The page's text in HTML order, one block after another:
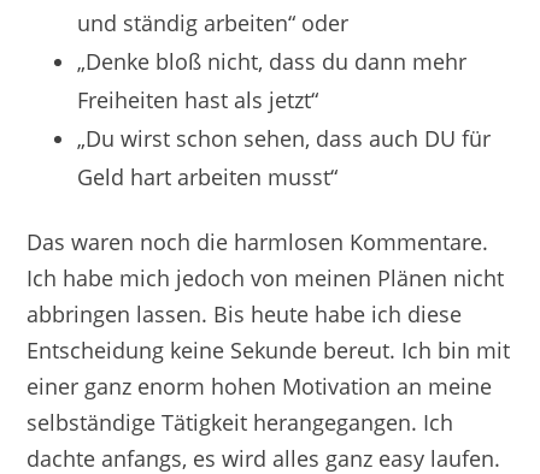
und ständig arbeiten“ oder
„Denke bloß nicht, dass du dann mehr
Freiheiten hast als jetzt“
„Du wirst schon sehen, dass auch DU für
Geld hart arbeiten musst“
Das waren noch die harmlosen Kommentare.
Ich habe mich jedoch von meinen Plänen nicht
abbringen lassen. Bis heute habe ich diese
Entscheidung keine Sekunde bereut. Ich bin mit
einer ganz enorm hohen Motivation an meine
selbständige Tätigkeit herangegangen. Ich
dachte anfangs, es wird alles ganz easy laufen.